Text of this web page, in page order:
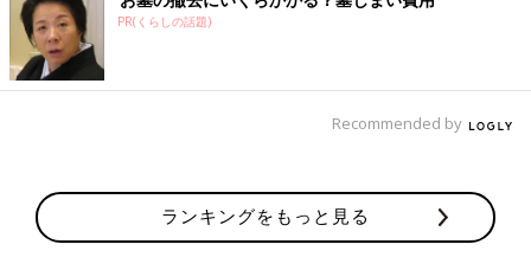
PR(くらしの話題)
Recommended by
ランキングをもっと見る